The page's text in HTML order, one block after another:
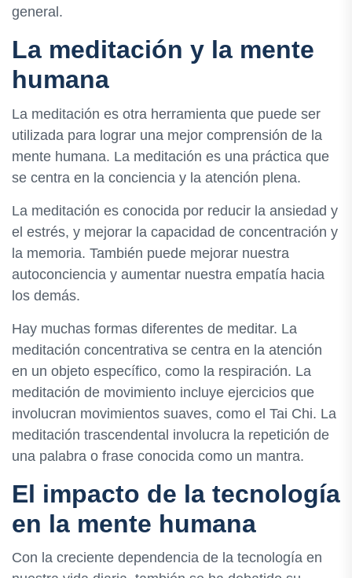
general.
La meditación y la mente
humana
La meditación es otra herramienta que puede ser
utilizada para lograr una mejor comprensión de la
mente humana. La meditación es una práctica que
se centra en la conciencia y la atención plena.
La meditación es conocida por reducir la ansiedad y
el estrés, y mejorar la capacidad de concentración y
la memoria. También puede mejorar nuestra
autoconciencia y aumentar nuestra empatía hacia
los demás.
Hay muchas formas diferentes de meditar. La
meditación concentrativa se centra en la atención
en un objeto específico, como la respiración. La
meditación de movimiento incluye ejercicios que
involucran movimientos suaves, como el Tai Chi. La
meditación trascendental involucra la repetición de
una palabra o frase conocida como un mantra.
El impacto de la tecnología
en la mente humana
Con la creciente dependencia de la tecnología en